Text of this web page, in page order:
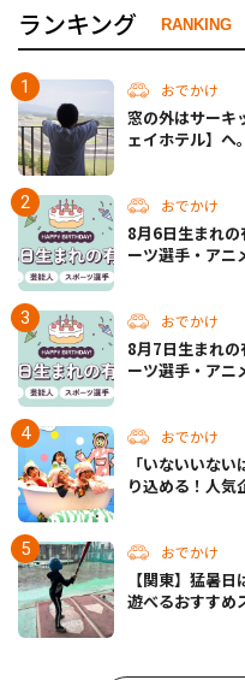
ランキング RANKING
おでかけ
窓の外はサーキ
ェイホテル】へ
おでかけ
8月6日生まれ
ーツ選手・アニ
おでかけ
8月7日生まれ
ーツ選手・アニ
おでかけ
「いないいな
り込める！人気
おでかけ
【関東】猛暑
遊べるおすすめ